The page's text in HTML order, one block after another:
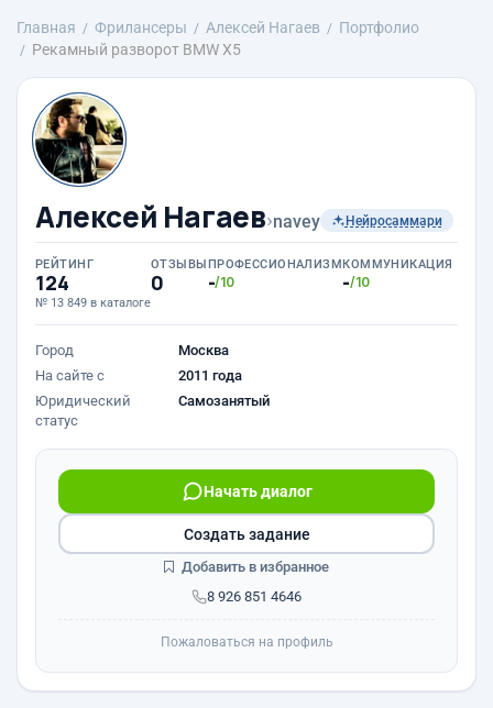
Главная Фрилансеры Алексей Нагаев
Портфолио
Рекамный разворот BMW X5
Алексей Нагаев›navey Нейросаммари
РЕЙТИНГ
124
№ 13 849 в каталоге
ОТЗЫВЫ
0
ПРОФЕССИОНАЛИЗМ
-/10
КОММУНИКАЦИЯ
-/10
Город
Москва
На сайте с
2011 года
Юридический
статус
Самозанятый
8 926 851 4646
Начать диалог
Создать задание
Добавить в избранное
Пожаловаться на профиль